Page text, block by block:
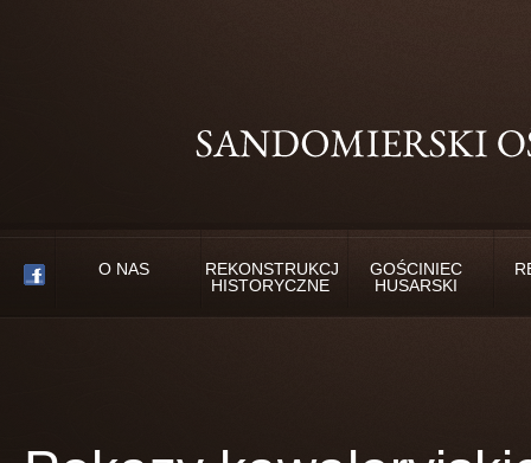
O NAS
REKONSTRUKCJE
HISTORYCZNE
GOŚCINIEC
HUSARSKI